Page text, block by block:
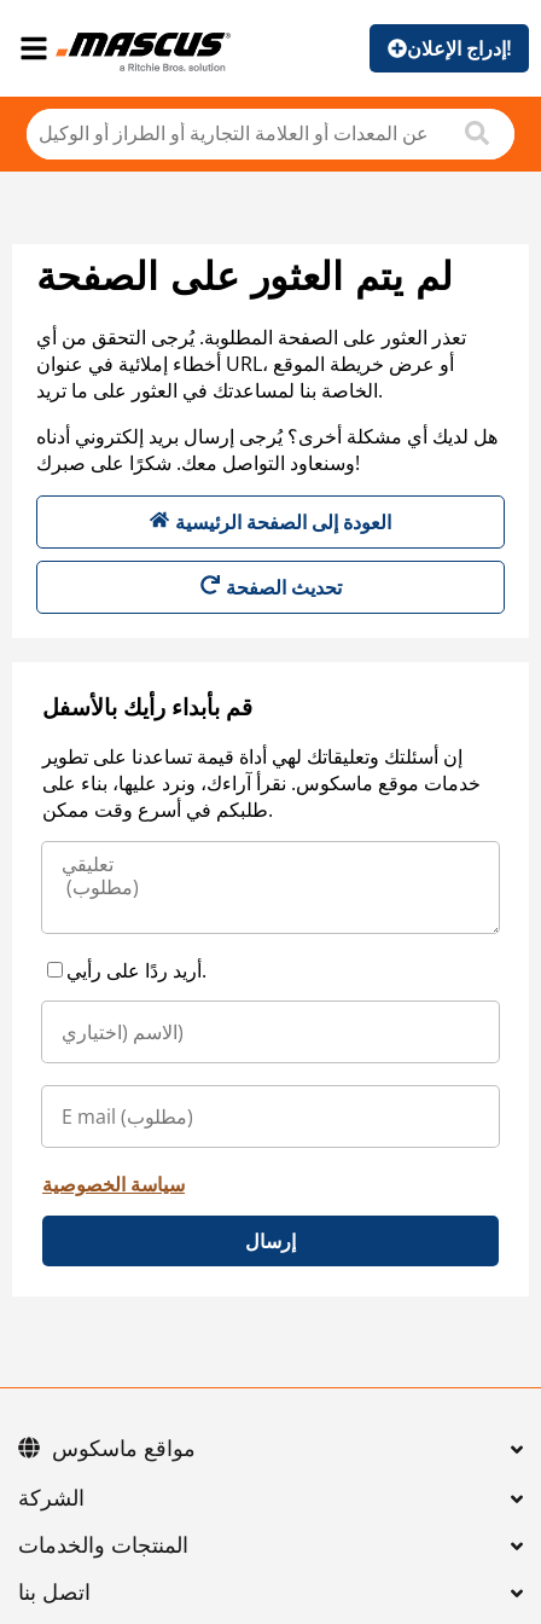
إدراج الإعلان!
لم يتم العثور على الصفحة
تعذر العثور على الصفحة المطلوبة. يُرجى التحقق من أي
أخطاء إملائية في عنوان URL، أو عرض خريطة الموقع
الخاصة بنا لمساعدتك في العثور على ما تريد.
هل لديك أي مشكلة أخرى؟ يُرجى إرسال بريد إلكتروني أدناه
وسنعاود التواصل معك. شكرًا على صبرك!
العودة إلى الصفحة الرئيسية
تحديث الصفحة
قم بأبداء رأيك بالأسفل
إن أسئلتك وتعليقاتك لهي أداة قيمة تساعدنا على تطوير
خدمات موقع ماسكوس. نقرأ آراءك، ونرد عليها، بناء على
طلبكم في أسرع وقت ممكن.
أريد ردًا على رأيي.
سياسة الخصوصية
إرسال
اتصل بنا
مواقع ماسكوس